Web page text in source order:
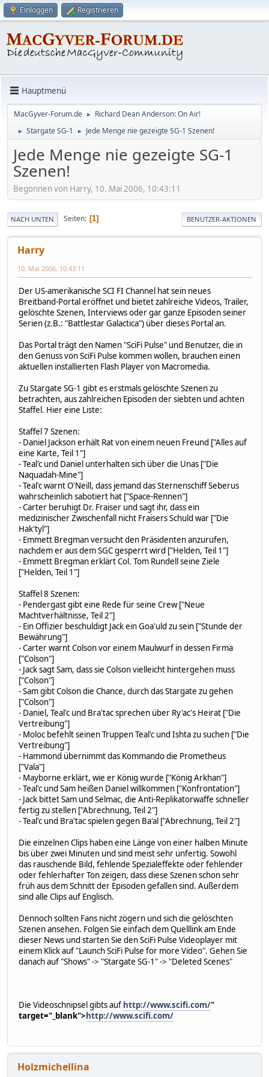
Einloggen Registrieren
Hauptmenü
MacGyver-Forum.de ► Richard Dean Anderson: On Air!
► Stargate SG-1 ► Jede Menge nie gezeigte SG-1 Szenen!
Jede Menge nie gezeigte SG-1
Szenen!
Begonnen von Harry, 10. Mai 2006, 10:43:11
NACH UNTEN Seiten 1 BENUTZER-AKTIONEN
Harry
10. Mai 2006, 10:43:11
Der US-amerikanische SCI FI Channel hat sein neues
Breitband-Portal eröffnet und bietet zahlreiche Videos, Trailer,
gelöschte Szenen, Interviews oder gar ganze Episoden seiner
Serien (z.B.: "Battlestar Galactica") über dieses Portal an.
Das Portal trägt den Namen "SciFi Pulse" und Benutzer, die in
den Genuss von SciFi Pulse kommen wollen, brauchen einen
aktuellen installierten Flash Player von Macromedia.
Zu Stargate SG-1 gibt es erstmals gelöschte Szenen zu
betrachten, aus zahlreichen Episoden der siebten und achten
Staffel. Hier eine Liste:
Staffel 7 Szenen:
- Daniel Jackson erhält Rat von einem neuen Freund ["Alles auf
eine Karte, Teil 1"]
- Teal'c und Daniel unterhalten sich über die Unas ["Die
Naquadah-Mine"]
- Teal'c warnt O'Neill, dass jemand das Sternenschiff Seberus
wahrscheinlich sabotiert hat ["Space-Rennen"]
- Carter beruhigt Dr. Fraiser und sagt ihr, dass ein
medizinischer Zwischenfall nicht Fraisers Schuld war ["Die
Hak'tyl"]
- Emmett Bregman versucht den Präsidenten anzurufen,
nachdem er aus dem SGC gesperrt wird ["Helden, Teil 1"]
- Emmett Bregman erklärt Col. Tom Rundell seine Ziele
["Helden, Teil 1"]
Staffel 8 Szenen:
- Pendergast gibt eine Rede für seine Crew ["Neue
Machtverhältnisse, Teil 2"]
- Ein Offizier beschuldigt Jack ein Goa'uld zu sein ["Stunde der
Bewährung"]
- Carter warnt Colson vor einem Maulwurf in dessen Firma
["Colson"]
- Jack sagt Sam, dass sie Colson vielleicht hintergehen muss
["Colson"]
- Sam gibt Colson die Chance, durch das Stargate zu gehen
["Colson"]
- Daniel, Teal'c und Bra'tac sprechen über Ry'ac's Heirat ["Die
Vertreibung"]
- Moloc befehlt seinen Truppen Teal'c und Ishta zu suchen ["Die
Vertreibung"]
- Hammond übernimmt das Kommando die Prometheus
["Vala"]
- Mayborne erklärt, wie er König wurde ["König Arkhan"]
- Teal'c und Sam heißen Daniel willkommen ["Konfrontation"]
- Jack bittet Sam und Selmac, die Anti-Replikatorwaffe schneller
fertig zu stellen ["Abrechnung, Teil 2"]
- Teal'c und Bra'tac spielen gegen Ba'al ["Abrechnung, Teil 2"]
Die einzelnen Clips haben eine Länge von einer halben Minute
bis über zwei Minuten und sind meist sehr unfertig. Sowohl
das rauschende Bild, fehlende Spezialeffekte oder fehlender
oder fehlerhafter Ton zeigen, dass diese Szenen schon sehr
früh aus dem Schnitt der Episoden gefallen sind. Außerdem
sind alle Clips auf Englisch.
Dennoch sollten Fans nicht zögern und sich die gelöschten
Szenen ansehen. Folgen Sie einfach dem Quelllink am Ende
dieser News und starten Sie den SciFi Pulse Videoplayer mit
einem Klick auf "Launch SciFi Pulse for more Video". Gehen Sie
danach auf "Shows" -> "Stargate SG-1" -> "Deleted Scenes"
Die Videoschnipsel gibts auf http://www.scifi.com/"
target="_blank">http://www.scifi.com/
Holzmichellina